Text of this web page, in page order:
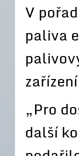
V
paliva
„Pro
další